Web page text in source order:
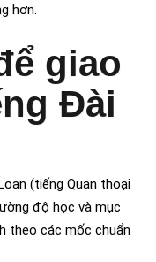
hơn.
giao
Đài
(tiếng Quan thoại
độ học và mục
theo các mốc chuẩn